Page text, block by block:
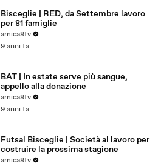
Bisceglie | RED, da Settembre lavoro
per 81 famiglie
amica9tv
9 anni fa
BAT | In estate serve più sangue,
appello alla donazione
amica9tv
9 anni fa
Futsal Bisceglie | Società al lavoro per
costruire la prossima stagione
amica9tv